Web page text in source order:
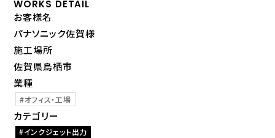
WORKS DETAIL
お客様名
パナソニック佐賀様
施工場所
佐賀県鳥栖市
業種
オフィス・工場
カテゴリー
インクジェット出力